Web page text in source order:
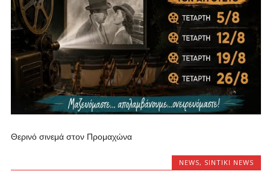
Θερινό σινεμά στον Προμαχώνα
NEWS, SINTIKI NEWS